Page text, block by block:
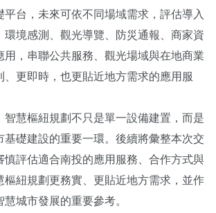
平台，未來可依不同場域需求，評估導入
環境感測、觀光導覽、防災通報、商家資
用，串聯公共服務、觀光場域與在地商業
、更即時，也更貼近地方需求的應用服
慧樞紐規劃不只是單一設備建置，而是
基礎建設的重要一環。後續將彙整本次交
慎評估適合南投的應用服務、合作方式與
樞紐規劃更務實、更貼近地方需求，並作
城市發展的重要參考。